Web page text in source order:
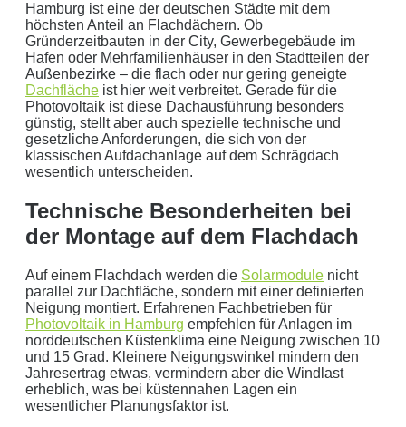
Geben Sie hier Ihren jährlichen Stromverbrauch an
kWh
Wir empfehlen: kWp Anlage sowie einenkWp
Speicher.
Aktuellen Strompreis anpassen
Hinweis:Dies ist eine Beispielrechnung
Dies ist eine beispielhafte Rechnung mit folgender
Annahme:
0kWh Verbrauch
aktuellen Strompreis von0Euro
Photovoltaikanlage mit0kWp Leistung
Stromspeicher mit einer Kapazität von
ergibt ein Autarkiegrad von
Hamburg ist eine der deutschen Städte mit dem
höchsten Anteil an Flachdächern. Ob
Gründerzeitbauten in der City, Gewerbegebäude im
Hafen oder Mehrfamilienhäuser in den Stadtteilen der
Außenbezirke – die flach oder nur gering geneigte
Dachfläche ist hier weit verbreitet. Gerade für die
Photovoltaik ist diese Dachausführung besonders
günstig, stellt aber auch spezielle technische und
gesetzliche Anforderungen, die sich von der
klassischen Aufdachanlage auf dem Schrägdach
wesentlich unterscheiden.
Technische Besonderheiten bei
der Montage auf dem Flachdach
Auf einem Flachdach werden die Solarmodule nicht
parallel zur Dachfläche, sondern mit einer definierten
Neigung montiert. Erfahrenen Fachbetrieben für
Photovoltaik in Hamburg empfehlen für Anlagen im
norddeutschen Küstenklima eine Neigung zwischen 10
und 15 Grad. Kleinere Neigungswinkel mindern den
Jahresertrag etwas, vermindern aber die Windlast
erheblich, was bei küstennahen Lagen ein
wesentlicher Planungsfaktor ist.